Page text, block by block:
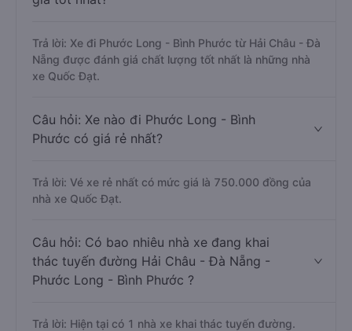
Trả lời: Xe đi Phước Long - Bình Phước từ Hải Châu - Đà
Nẵng được đánh giá chất lượng tốt nhất là những nhà
xe Quốc Đạt.
Câu hỏi: Xe nào đi Phước Long - Bình
Phước có giá rẻ nhất?
Trả lời: Vé xe rẻ nhất có mức giá là 750.000 đồng của
nhà xe Quốc Đạt.
Câu hỏi: Có bao nhiêu nhà xe đang khai
thác tuyến đường Hải Châu - Đà Nẵng -
Phước Long - Bình Phước ?
Trả lời: Hiện tại có 1 nhà xe khai thác tuyến đường.